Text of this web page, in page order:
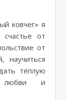
ковчег» я
от
от
научиться
тёплую
любви и